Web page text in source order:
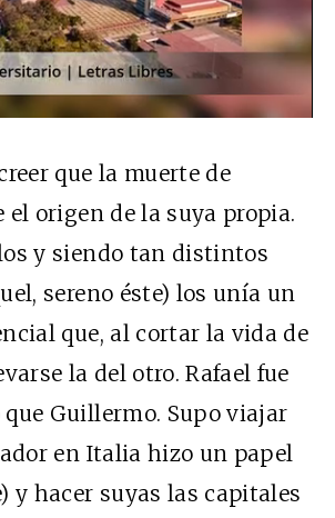
que la muerte de
el origen de la suya propia.
y siendo tan distintos
sereno éste) los unía un
que, al cortar la vida de
la del otro. Rafael fue
Guillermo. Supo viajar
en Italia hizo un papel
y hacer suyas las capitales